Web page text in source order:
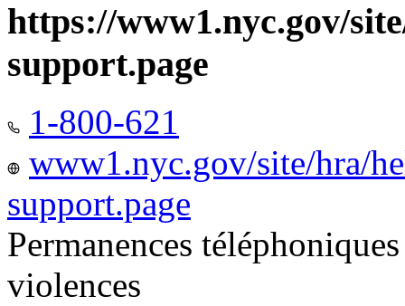
https://www1.nyc.gov/
support.page
1-800-621
www1.nyc.gov/site/hra/
support.page
Permanences
violences